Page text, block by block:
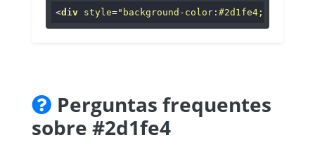
<div style="background-color:#2d1fe4;"
Perguntas frequentes
sobre #2d1fe4